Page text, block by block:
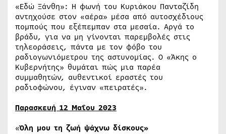
«Εδώ Ξάνθη»: Η φωνή του Κυριάκου Πανταζίδη
αντηχούσε στον «αέρα» μέσα από αυτοσχέδιους
πομπούς που εξέπεμπαν στα μεσαία. Αργά το
βράδυ, για να μη γίνονται παρεμβολές στις
τηλεοράσεις, πάντα με τον φόβο του
ραδιογωνιόμετρου της αστυνομίας. Ο «Άκης ο
Κυβερνήτης» θυμάται πώς μια παρέα
συμμαθητών, αυθεντικοί εραστές του
ραδιοφώνου, έγιναν «πειρατές».
Παρασκευή 12 Μαΐου 2023
«Όλη μου τη ζωή ψάχνω δίσκους»